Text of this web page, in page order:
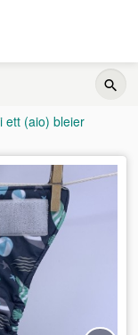
ett (aio) bleier